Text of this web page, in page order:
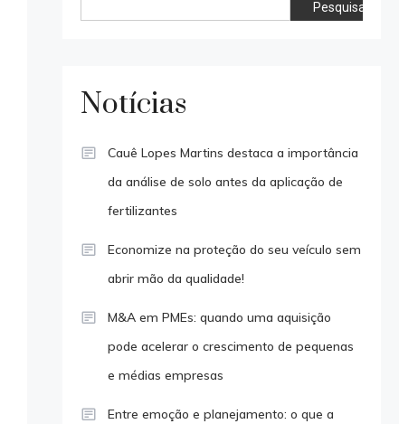
Pesquisar
Notícias
Cauê Lopes Martins destaca a importância
da análise de solo antes da aplicação de
fertilizantes
Economize na proteção do seu veículo sem
abrir mão da qualidade!
M&A em PMEs: quando uma aquisição
pode acelerar o crescimento de pequenas
e médias empresas
Entre emoção e planejamento: o que a